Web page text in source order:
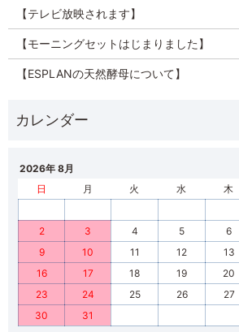
【テレビ放映されます】
【モーニングセットはじまりました】
【ESPLANの天然酵母について】
2026年 8月
日
月 火 水 木
2
3 4 5 6
9
10 11 12 13
16
17 18 19 20
23
24 25 26 27
30
31